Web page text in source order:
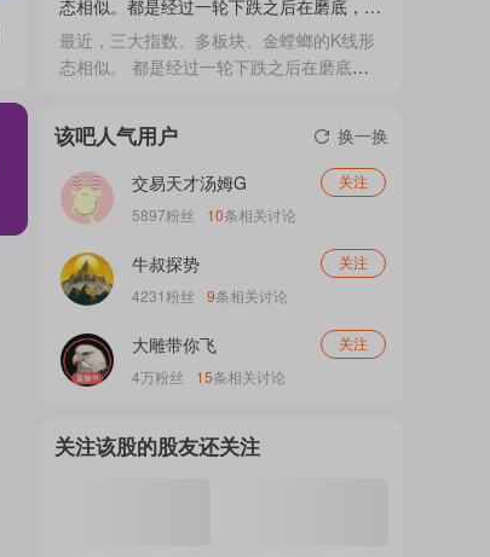
态相似。都是经过一轮下跌之后在磨底，通
过K
最近，三大指数、多板块、金螳螂的K线形
态相似。 都是经过一轮下跌之后在磨底，
近，看不到市场热点，上礼拜四我是看到电
力立新能源礼拜五可能断板，我去电网设备
长缆科技三晋四打板，犯了行情不好去打板
的忌讳。礼拜五当天还操作了伊美战争概念
股票，在10.72买入金牛化工、25.52买入了
中曼石油，礼拜六不靠谱说暂停和谈，现在
的行情捉摸不...
该吧人气用户 换一换
交易天才汤姆G 关注
5897粉丝 10条相关讨论
牛叔探势 关注
4231 粉丝 9条相关讨论
大雕带你飞 关注
4万粉丝 15条相关讨论
关注该股的股友还关注